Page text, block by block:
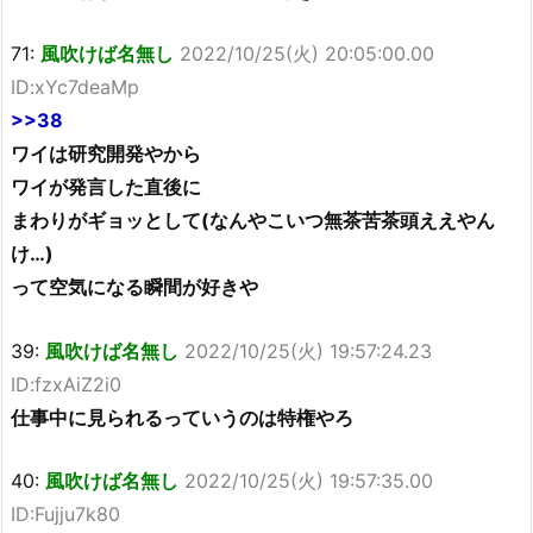
71: 風吹けば名無し 2022/10/25(火) 20:05:00.00
ID:xYc7deaMp
>>38
ワイは研究開発やから
ワイが発言した直後に
まわりがギョッとして(なんやこいつ無茶苦茶頭ええやん
け…)
って空気になる瞬間が好きや
39: 風吹けば名無し 2022/10/25(火) 19:57:24.23
ID:fzxAiZ2i0
仕事中に見られるっていうのは特権やろ
40: 風吹けば名無し 2022/10/25(火) 19:57:35.00
ID:Fujju7k80